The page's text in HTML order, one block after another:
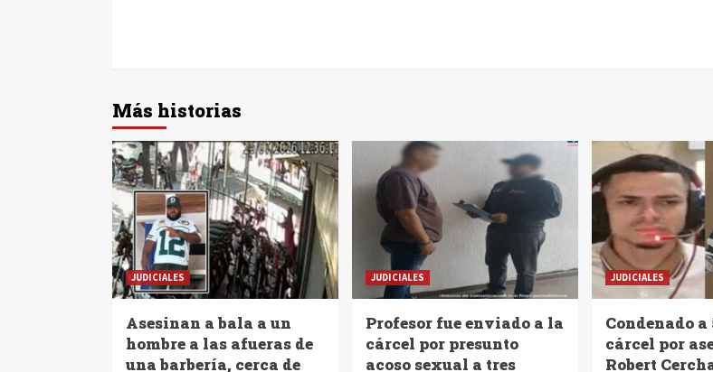
Más historias
JUDICIALES
Asesinan a bala a un
hombre a las afueras de
una barbería, cerca de
JUDICIALES
Profesor fue enviado a la
cárcel por presunto
acoso sexual a tres
JUDICIALES
Condenado a
cárcel por
Robert